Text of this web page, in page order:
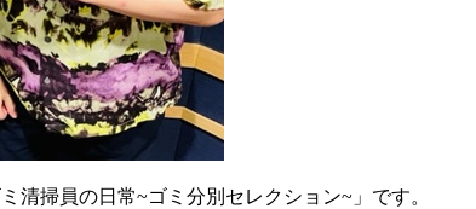
清掃員の日常~ゴミ分別セレクション~」です。